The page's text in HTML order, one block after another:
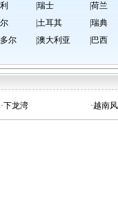
|瑞士
|荷兰
|土耳其
|瑞典
尔 |澳大利亚
|巴西
·下龙湾 ·越南